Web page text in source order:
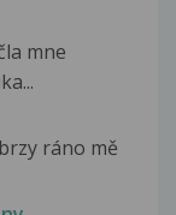
mne
ráno mě